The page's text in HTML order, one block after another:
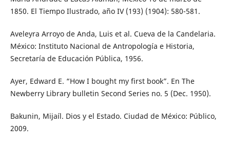
1850. El Tiempo Ilustrado, año IV (193) (1904): 580-581.
Aveleyra Arroyo de Anda, Luis et al. Cueva de la Candelaria.
México: Instituto Nacional de Antropología e Historia,
Secretaría de Educación Pública, 1956.
Ayer, Edward E. “How I bought my first book”. En The
Newberry Library bulletin Second Series no. 5 (Dec. 1950).
Bakunin, Mijaíl. Dios y el Estado. Ciudad de México: Público,
2009.